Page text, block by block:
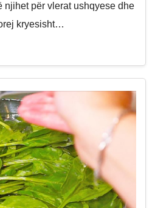
njihet për vlerat ushqyese dhe
kryesisht…